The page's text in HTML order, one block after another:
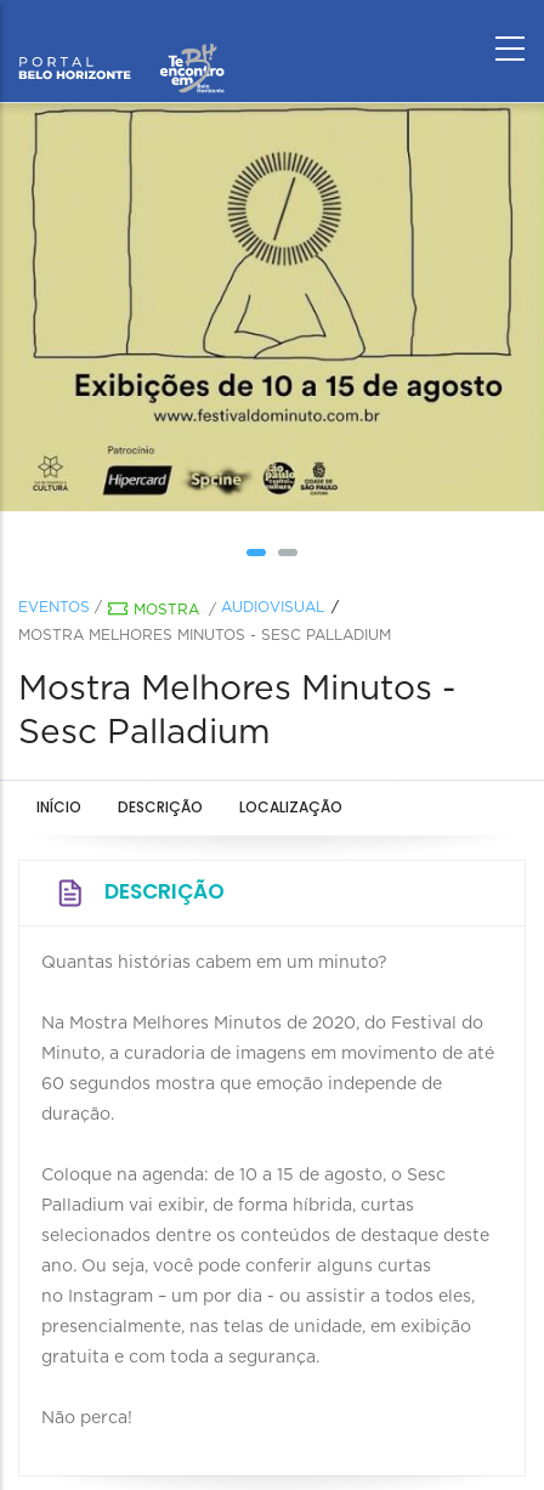
EVENTOS / MOSTRA / AUDIOVISUAL
MOSTRA MELHORES MINUTOS - SESC PALLADIUM
Mostra Melhores Minutos -
Sesc Palladium
INÍCIO DESCRIÇÃO LOCALIZAÇÃO
DESCRIÇÃO
Quantas histórias cabem em um minuto?
Na Mostra Melhores Minutos de 2020, do Festival do
Minuto, a curadoria de imagens em movimento de até
60 segundos mostra que emoção independe de
duração.
Coloque na agenda: de 10 a 15 de agosto, o Sesc
Palladium vai exibir, de forma híbrida, curtas
selecionados dentre os conteúdos de destaque deste
ano. Ou seja, você pode conferir alguns curtas
no Instagram – um por dia - ou assistir a todos eles,
presencialmente, nas telas de unidade, em exibição
gratuita e com toda a segurança.
Não perca!